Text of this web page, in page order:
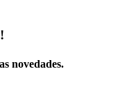
novedades.